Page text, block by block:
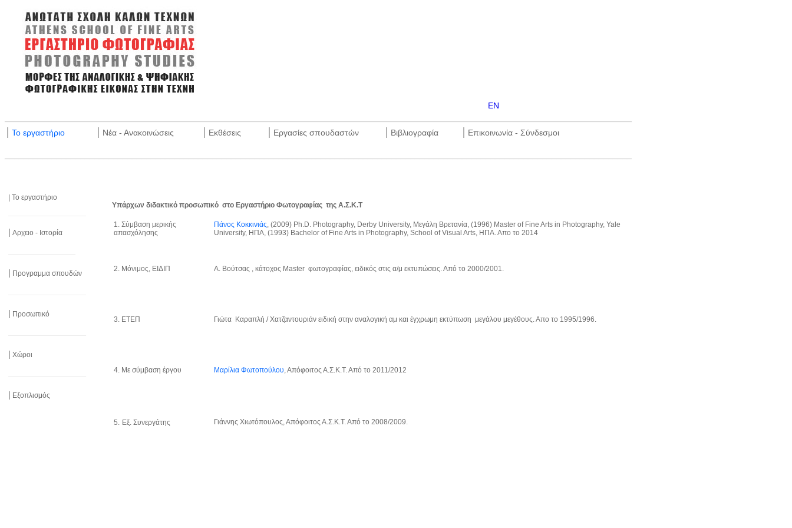
EN
| Το εργαστήριο | Νέα - Ανακοινώσεις | Εκθέσεις | Εργασίες σπουδαστών | Βιβλιογραφία | Επικοινωνία - Σύνδεσμοι
| Το εργαστήριο
| Αρχειο - Ιστορία
| Προγραμμα σπουδών
| Προσωπικό
| Χώροι
| Εξοπλισμός
Υπάρχων διδακτικό προσωπικό στο Εργαστήριο Φωτογραφίας της Α.Σ.Κ.Τ
1. Σύμβαση μερικής
απασχόλησης
Πάνος Κοκκινιάς, (2009) Ph.D. Photography, Derby University, Μεγάλη Βρετανία, (1996) Master of Fine Arts in Photography, Yale
University, ΗΠΑ, (1993) Bachelor of Fine Arts in Photography, School of Visual Arts, ΗΠΑ. Απο το 2014
2. Μόνιμος, ΕΙΔΙΠ Α. Βούτσας , κάτοχος Μaster φωτογραφίας, ειδικός στις α/μ εκτυπώσεις. Από το 2000/2001.
3. ΕΤΕΠ Γιώτα Καραπλή / Χατζαντουριάν ειδική στην αναλογική αμ και έγχρωμη εκτύπωση μεγάλου μεγέθους. Απο το 1995/1996.
4. Με σύμβαση έργου Μαρίλια Φωτοπούλου, Απόφοιτος Α.Σ.Κ.Τ. Από το 2011/2012
5. Εξ. Συνεργάτης Γιάννης Χιωτόπουλος, Απόφοιτος Α.Σ.Κ.Τ. Από το 2008/2009.